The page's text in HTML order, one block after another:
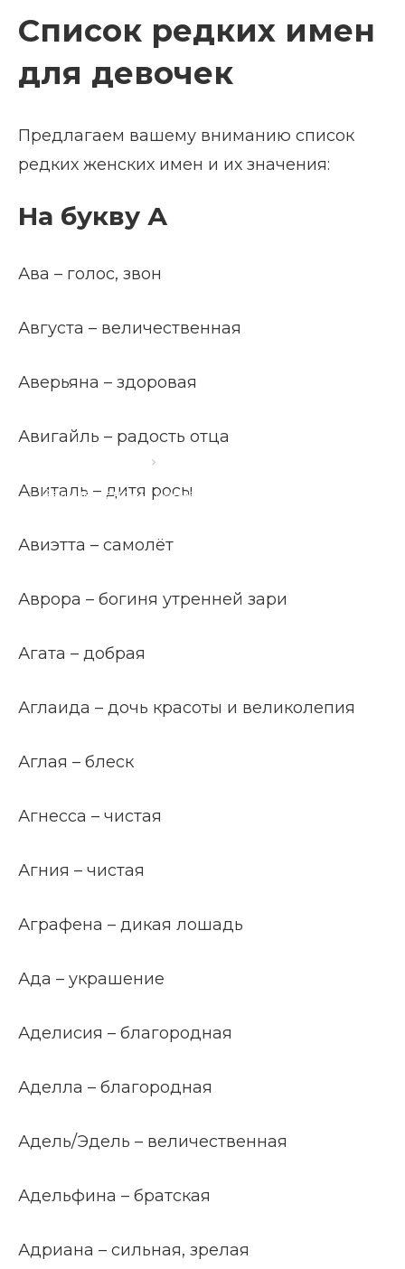
Редкие женские имена
Список редких имен
для девочек
Предлагаем вашему вниманию список
редких женских имен и их значения:
На букву А
Ава – голос, звон
Августа – величественная
Аверьяна – здоровая
Авигайль – радость отца
Авиталь – дитя росы
Авиэтта – самолёт
Аврора – богиня утренней зари
Агата – добрая
Аглаида – дочь красоты и великолепия
Аглая – блеск
Агнесса – чистая
Агния – чистая
Аграфена – дикая лошадь
Ада – украшение
Аделисия – благородная
Аделла – благородная
Адель/Эдель – величественная
Адельфина – братская
Адриана – сильная, зрелая